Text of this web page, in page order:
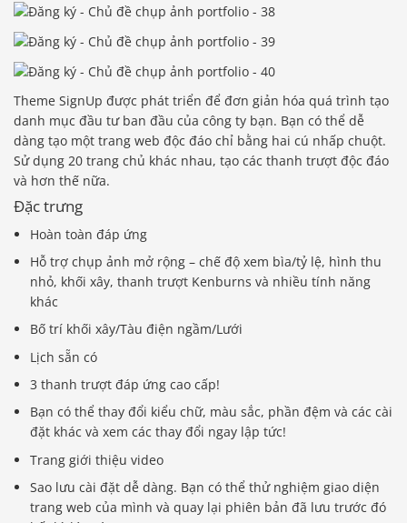
Theme SignUp được phát triển để đơn giản hóa quá trình tạo
danh mục đầu tư ban đầu của công ty bạn. Bạn có thể dễ
dàng tạo một trang web độc đáo chỉ bằng hai cú nhấp chuột.
Sử dụng 20 trang chủ khác nhau, tạo các thanh trượt độc đáo
và hơn thế nữa.
Đặc trưng
Hoàn toàn đáp ứng
Hỗ trợ chụp ảnh mở rộng – chế độ xem bìa/tỷ lệ, hình thu
nhỏ, khối xây, thanh trượt Kenburns và nhiều tính năng
khác
Bố trí khối xây/Tàu điện ngầm/Lưới
Lịch sẵn có
3 thanh trượt đáp ứng cao cấp!
Bạn có thể thay đổi kiểu chữ, màu sắc, phần đệm và các cài
đặt khác và xem các thay đổi ngay lập tức!
Trang giới thiệu video
Sao lưu cài đặt dễ dàng. Bạn có thể thử nghiệm giao diện
trang web của mình và quay lại phiên bản đã lưu trước đó